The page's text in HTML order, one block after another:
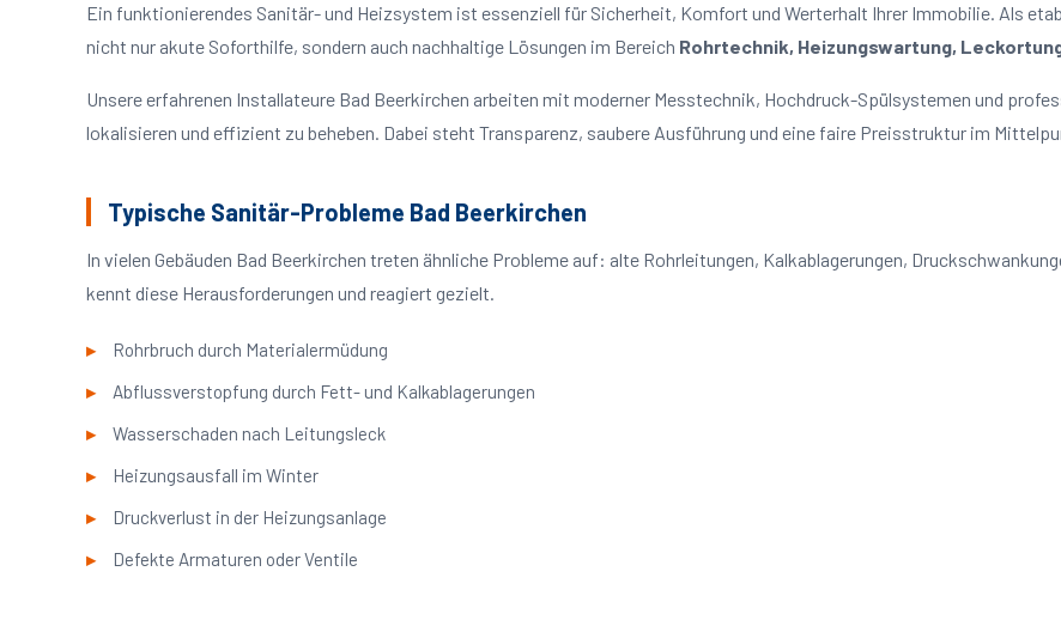
Ein funktionierendes Sanitär- und Heizsystem ist essenziell für Sicherheit, Komfort und Werterhalt Ihrer Immobilie. Als
nicht nur akute Soforthilfe, sondern auch nachhaltige Lösungen im Bereich Rohrtechnik, Heizungswartung,
Unsere erfahrenen Installateure Bad Beerkirchen arbeiten mit moderner Messtechnik, Hochdruck-Spülsystemen und
lokalisieren und effizient zu beheben. Dabei steht Transparenz, saubere Ausführung und eine faire Preisstruktur im
Typische Sanitär-Probleme Bad Beerkirchen
In vielen Gebäuden Bad Beerkirchen treten ähnliche Probleme auf: alte Rohrleitungen, Kalkablagerungen,
kennt diese Herausforderungen und reagiert gezielt.
Rohrbruch durch Materialermüdung
Abflussverstopfung durch Fett- und Kalkablagerungen
Wasserschaden nach Leitungsleck
Heizungsausfall im Winter
Druckverlust in der Heizungsanlage
Defekte Armaturen oder Ventile